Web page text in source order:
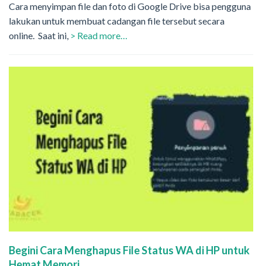
Cara menyimpan file dan foto di Google Drive bisa pengguna
lakukan untuk membuat cadangan file tersebut secara
online. Saat ini, > Read more…
Begini Cara Menghapus File Status WA di HP untuk